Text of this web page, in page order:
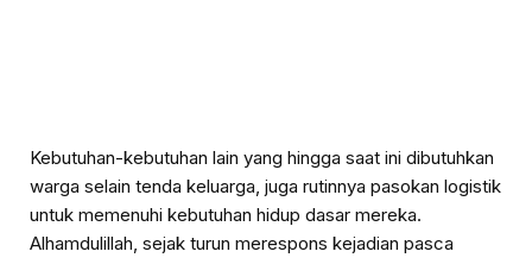
Kebutuhan-kebutuhan lain yang hingga saat ini dibutuhkan
warga selain tenda keluarga, juga rutinnya pasokan logistik
untuk memenuhi kebutuhan hidup dasar mereka.
Alhamdulillah, sejak turun merespons kejadian pasca